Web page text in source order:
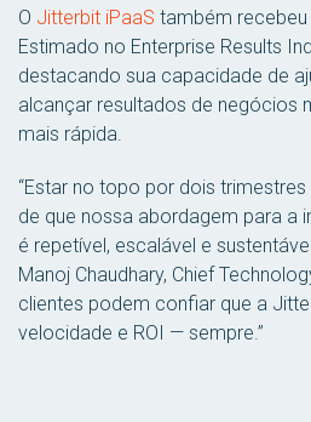
O Jitterbit iPaaS também recebeu
Estimado no Enterprise Results
destacando sua capacidade de
alcançar resultados de negócios
mais rápida.
“Estar no topo por dois
de que nossa abordagem para a
é repetível, escalável e
Manoj Chaudhary, Chief
clientes podem confiar que a
velocidade e ROI — sempre.”